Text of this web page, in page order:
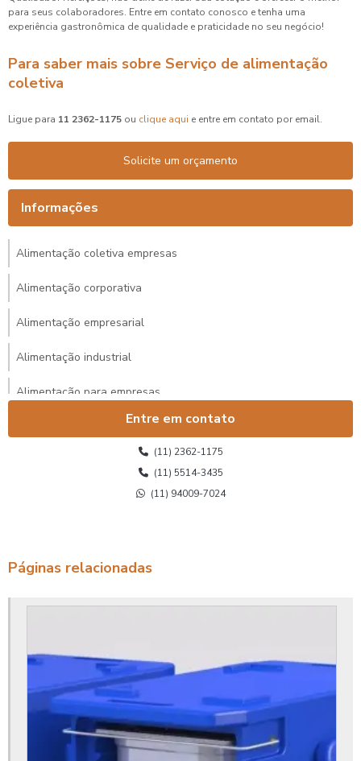
para seus colaboradores. Entre em contato conosco e tenha uma
experiência gastronômica de qualidade e praticidade no seu negócio!
Para saber mais sobre Serviço de alimentação
coletiva
Ligue para 11 2362-1175 ou clique aqui e entre em contato por email.
Solicite um orçamento
Informações
Alimentação coletiva empresas
Alimentação corporativa
Alimentação empresarial
Alimentação industrial
Alimentação para empresas
Alimentação para eventos corporativos
Alimentação para eventos corporativos sp
Alimentação para funcionários
Alimentação terceirizada
Alimentos transportados
Almoço empresas restaurante
Almoço para empresas
Entre em contato
(11) 2362-1175
(11) 5514-3435
(11) 94009-7024
Páginas relacionadas